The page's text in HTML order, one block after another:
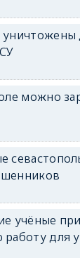
можно
учёные
работу для